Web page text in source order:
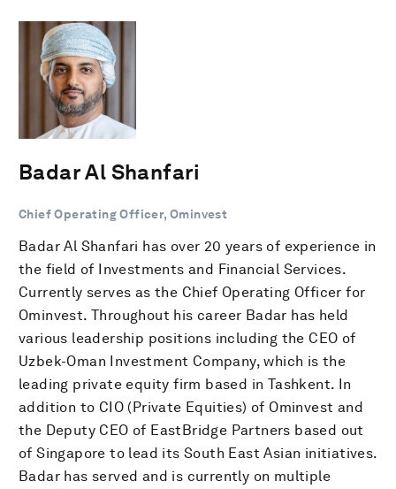
Badar Al Shanfari
Chief Operating Officer, Ominvest
Badar Al Shanfari has over 20 years of experience in
the field of Investments and Financial Services.
Currently serves as the Chief Operating Officer for
Ominvest. Throughout his career Badar has held
various leadership positions including the CEO of
Uzbek-Oman Investment Company, which is the
leading private equity firm based in Tashkent. In
addition to CIO (Private Equities) of Ominvest and
the Deputy CEO of EastBridge Partners based out
of Singapore to lead its South East Asian initiatives.
Badar has served and is currently on multiple